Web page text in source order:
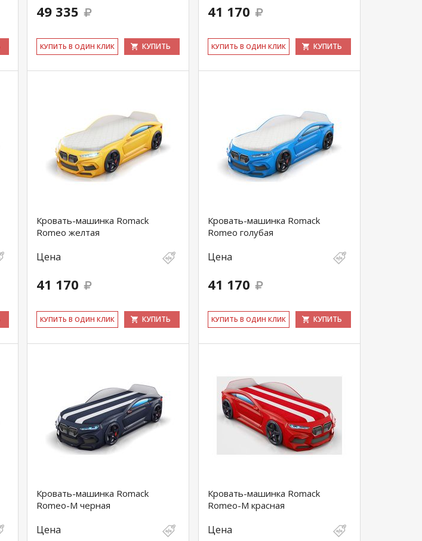
49 335
КУ­ПИТЬ В ОДИН КЛИК КУПИТЬ
41 170
КУ­ПИТЬ В ОДИН КЛИК КУПИТЬ
Кровать-машинка Romack
Romeo желтая
Цена
41 170
КУ­ПИТЬ В ОДИН КЛИК КУПИТЬ
Кровать-машинка Romack
Romeo голубая
Цена
41 170
КУ­ПИТЬ В ОДИН КЛИК КУПИТЬ
Кровать-машинка Romack
Romeo-M черная
Цена
Кровать-машинка Romack
Romeo-M красная
Цена